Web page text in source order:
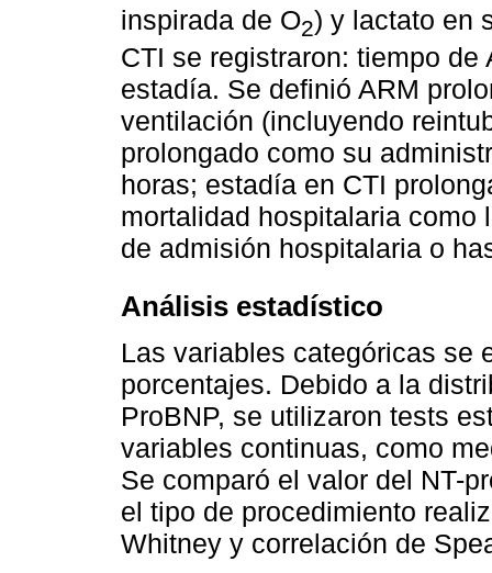
inspirada de O2) y lactato en
CTI se registraron: tiempo
estadía. Se definió ARM
ventilación (incluyendo
prolongado como su
horas; estadía en CTI
mortalidad hospitalaria como
de admisión hospitalaria o
Análisis estadístico
Las variables categóricas se
porcentajes. Debido a la
ProBNP, se utilizaron tests
variables continuas, como
Se comparó el valor del NT-
el tipo de procedimiento
Whitney y correlación de